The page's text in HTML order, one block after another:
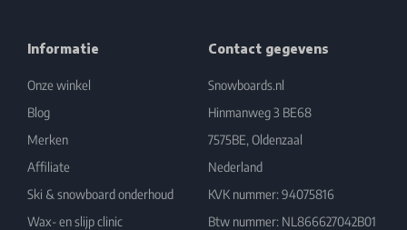
Informatie
Onze winkel
Blog
Merken
Affiliate
Ski & snowboard onderhoud
Wax- en slijp clinic
Contact gegevens
Snowboards.nl
Hinmanweg 3 BE68
7575BE, Oldenzaal
Nederland
KVK nummer: 94075816
Btw nummer: NL866627042B01